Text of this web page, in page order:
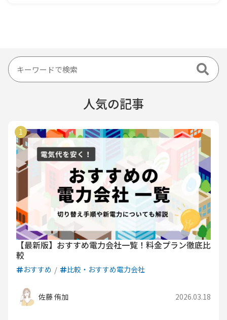
人気の記事
【最新版】おすすめ電力会社一覧！料金プラン徹底比
較
おすすめ 比較・おすすめ電力会社
佐藤 侑加 2026.03.18